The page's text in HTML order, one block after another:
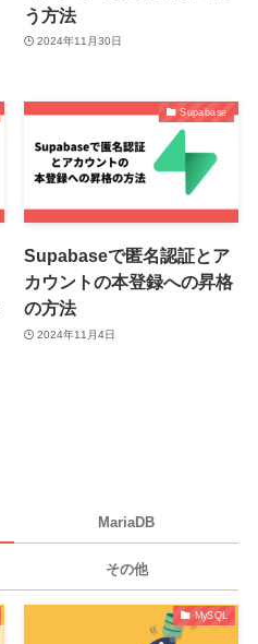
う方法
2024年11月30日
Supabase
Supabaseで匿名認証とア
カウントの本登録への昇格
の方法
2024年11月4日
MariaDB
その他
MySQL